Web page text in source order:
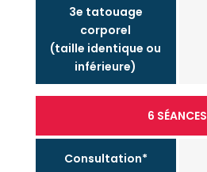
3e tatouage
corporel
(taille identique ou
inférieure)
Consultation*
6 SÉANCES